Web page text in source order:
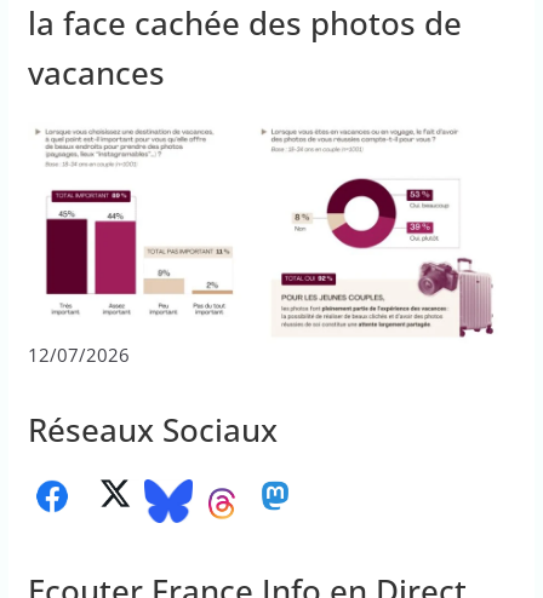
la face cachée des photos de
vacances
12/07/2026
Réseaux Sociaux